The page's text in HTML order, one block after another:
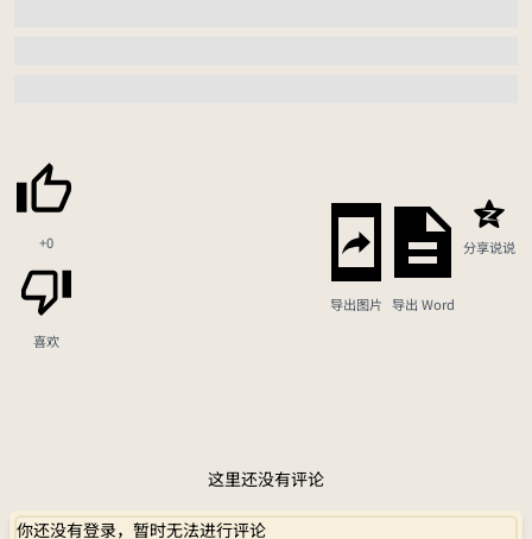
+0
喜欢
导出图片 导出 Word
分享说说
这里还没有评论
你还没有登录，暂时无法进行评论